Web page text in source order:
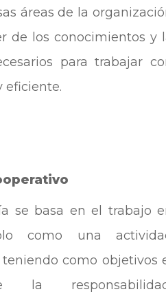
áreas de la
de los conocimientos y
para trabajar
eficiente.
se basa en el trabajo
como una
como objetivos
la